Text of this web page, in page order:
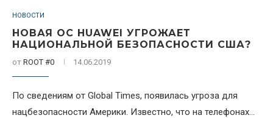
НОВОСТИ
НОВАЯ ОС HUAWEI УГРОЖАЕТ
НАЦИОНАЛЬНОЙ БЕЗОПАСНОСТИ США?
от ROOT #0 14.06.2019
По сведениям от Global Times, появилась угроза для
нацбезопасности Америки. Известно, что на телефонах...